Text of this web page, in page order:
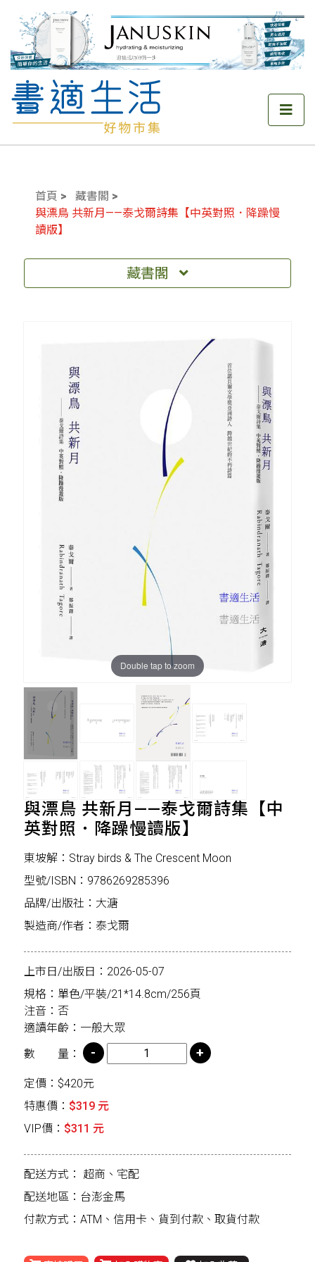
首頁
藏書閣
與漂鳥 共新月——泰戈爾詩集【中英對照．降躁慢
讀版】
藏書閣
Double tap to zoom
與漂鳥 共新月——泰戈爾詩集【中
英對照．降躁慢讀版】
東坡解：Stray birds & The Crescent Moon
型號/ISBN：9786269285396
品牌/出版社：大溏
製造商/作者：泰戈爾
上市日/出版日：2026-05-07
規格：單色/平裝/21*14.8cm/256頁
注音：否
適讀年齡：一般大眾
數 量：
定價：$420元
特惠價： $319 元
VIP價： $311 元
配送方式： 超商、宅配
配送地區：台澎金馬
付款方式：ATM、信用卡、貨到付款、取貨付款